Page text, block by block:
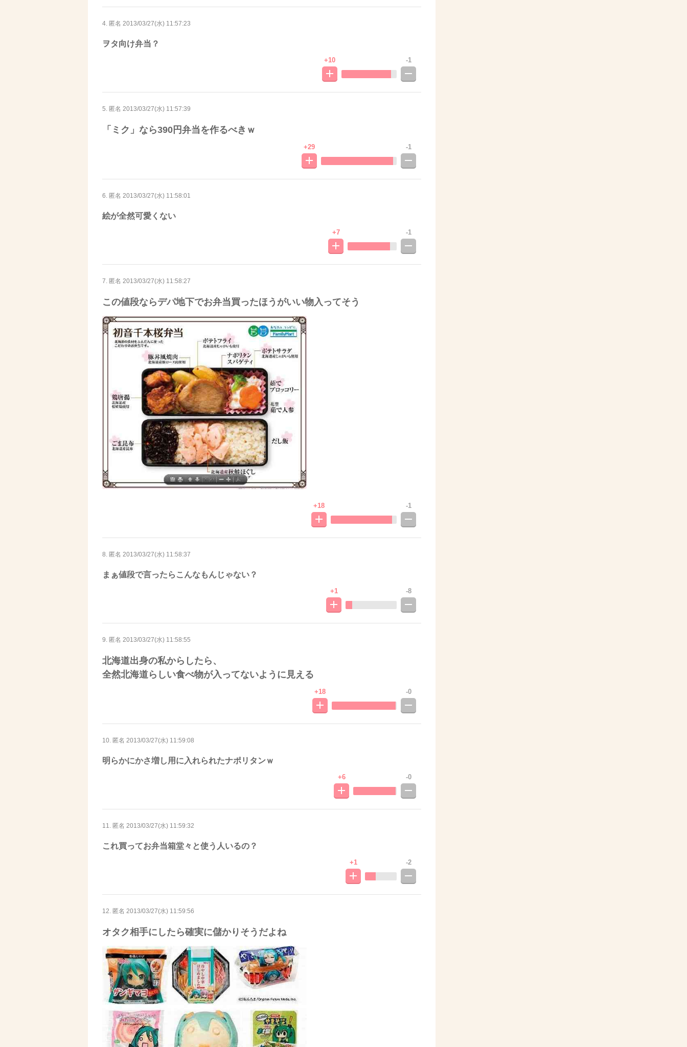
4. 匿名 2013/03/27(水) 11:57:23
ヲタ向け弁当？
+10 -1
5. 匿名 2013/03/27(水) 11:57:39
「ミク」なら390円弁当を作るべきｗ
+29 -1
6. 匿名 2013/03/27(水) 11:58:01
絵が全然可愛くない
+7 -1
7. 匿名 2013/03/27(水) 11:58:27
この値段ならデパ地下でお弁当買ったほうがいい物入ってそう
+18 -1
8. 匿名 2013/03/27(水) 11:58:37
まぁ値段で言ったらこんなもんじゃない？
+1 -8
9. 匿名 2013/03/27(水) 11:58:55
北海道出身の私からしたら、
全然北海道らしい食べ物が入ってないように見える
+18 -0
10. 匿名 2013/03/27(水) 11:59:08
明らかにかさ増し用に入れられたナポリタンｗ
+6 -0
11. 匿名 2013/03/27(水) 11:59:32
これ買ってお弁当箱堂々と使う人いるの？
+1 -2
12. 匿名 2013/03/27(水) 11:59:56
オタク相手にしたら確実に儲かりそうだよね